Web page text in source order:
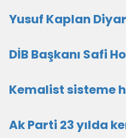
Yusuf Kaplan
DİB Başkanı Safi
Kemalist sisteme
Ak Parti 23 yılda